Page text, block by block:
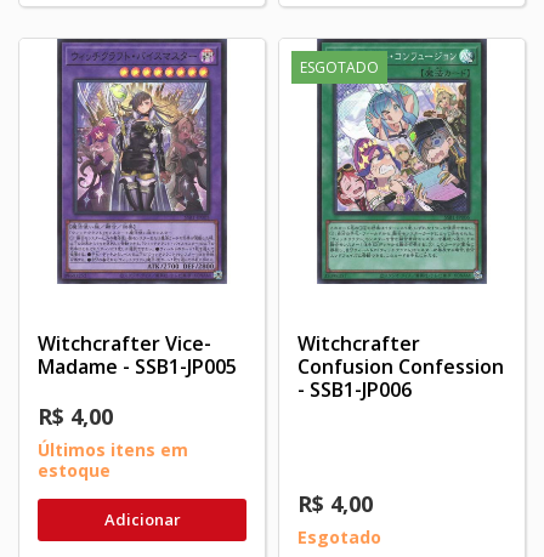
Witchcrafter Vice-
Madame - SSB1-JP005
R$ 4,00
Últimos itens em
estoque
Adicionar
ESGOTADO
Witchcrafter
Confusion Confession
- SSB1-JP006
R$ 4,00
Esgotado